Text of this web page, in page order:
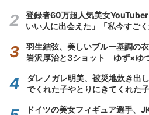
登録者60万超人気美女
いい人に出会えた」「私今すごく
羽生結弦、美しいブルー基調の
岩沢厚治と3ショット ゆず×ゆ
ダレノガレ明美、被災地炊き出
でくれた子やとりにきてくれた
ドイツの美女フィギュア選手、